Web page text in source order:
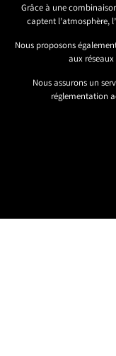
Grâce à une
captent l’atmosphère,
Nous proposons
aux
Nous assurons un
réglementation